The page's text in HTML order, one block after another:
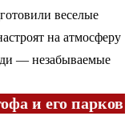
веселые
на атмосферу
— незабываемые
и его парков